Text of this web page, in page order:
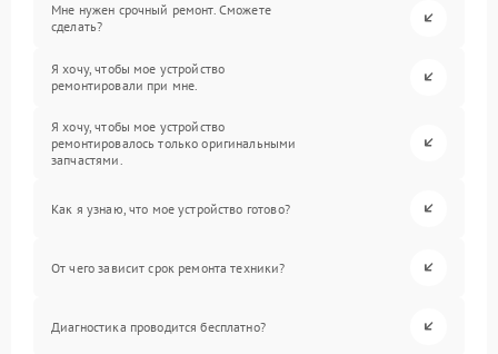
Мне нужен срочный ремонт. Сможете
сделать?
Я хочу, чтобы мое устройство
ремонтировали при мне.
Я хочу, чтобы мое устройство
ремонтировалось только оригинальными
запчастями.
Как я узнаю, что мое устройство готово?
От чего зависит срок ремонта техники?
Диагностика проводится бесплатно?